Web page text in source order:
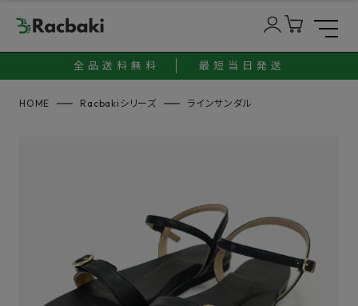
全品送料無料 最短当日発送
HOME Racbakiシリーズ ラインサンダル